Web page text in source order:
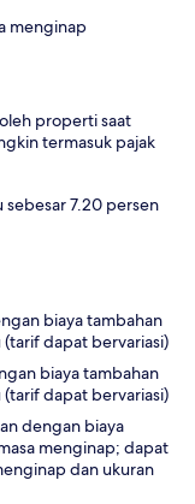
menginap
properti saat
termasuk pajak
sebesar 7.20 persen
biaya tambahan
dapat bervariasi)
biaya tambahan
dapat bervariasi)
dengan biaya
menginap; dapat
dan ukuran